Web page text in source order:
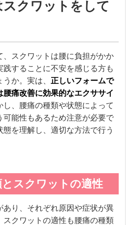
スクワットをして
、スクワットは腰に負担がかか
践することに不安を感じる方も
か。実は、 正しいフォームで
痛改善に効果的なエクササイ
し、腰痛の種類や状態によって
可能性もあるため注意が必要で
を理解し、適切な方法で行う
スクワットの適性
あり、それぞれ原因や症状が異
スクワットの適性も腰痛の種類